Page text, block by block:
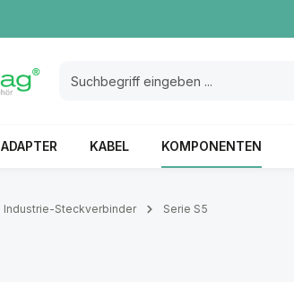
ADAPTER KABEL KOMPONENTEN
Industrie-Steckverbinder Serie S5